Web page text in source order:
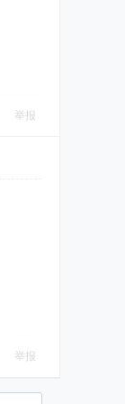
举报
举报